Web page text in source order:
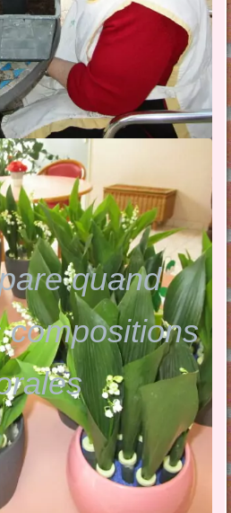
quand
compositions